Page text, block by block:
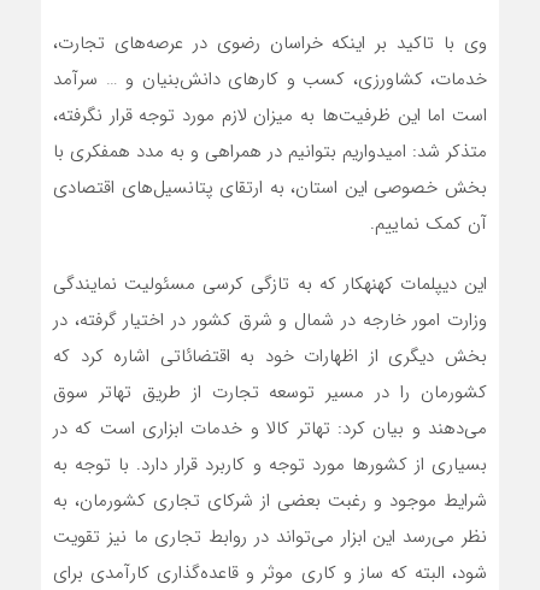
وی با تاکید بر اینکه خراسان رضوی در عرصه‌های تجارت،
خدمات، کشاورزی، کسب و کارهای دانش‌بنیان و … سرآمد
است اما این ظرفیت‌ها به میزان لازم مورد توجه قرار نگرفته،
متذکر شد: امیدواریم بتوانیم در همراهی و به مدد همفکری با
بخش خصوصی این استان، به ارتقای پتانسیل‌های اقتصادی
آن کمک نماییم.
این دیپلمات کهنه‎کار که به تازگی کرسی مسئولیت نمایندگی
وزارت امور خارجه در شمال و شرق کشور در اختیار گرفته، در
بخش دیگری از اظهارات خود به اقتضائاتی اشاره کرد که
کشورمان را در مسیر توسعه تجارت از طریق تهاتر سوق
می‌دهند و بیان کرد: تهاتر کالا و خدمات ابزاری است که در
بسیاری از کشورها مورد توجه و کاربرد قرار دارد. با توجه به
شرایط موجود و رغبت بعضی از شرکای تجاری کشورمان، به
نظر می‌رسد این ابزار می‌تواند در روابط تجاری ما نیز تقویت
شود، البته که ساز و کاری موثر و قاعده‌گذاری کارآمدی برای